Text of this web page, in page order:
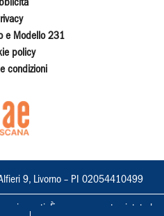
e Modello 231
policy
e condizioni
Alfieri 9, Livorno – PI 02054410499
riservati. È espressamente vietata la